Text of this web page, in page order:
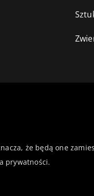
że będą one
prywatności.